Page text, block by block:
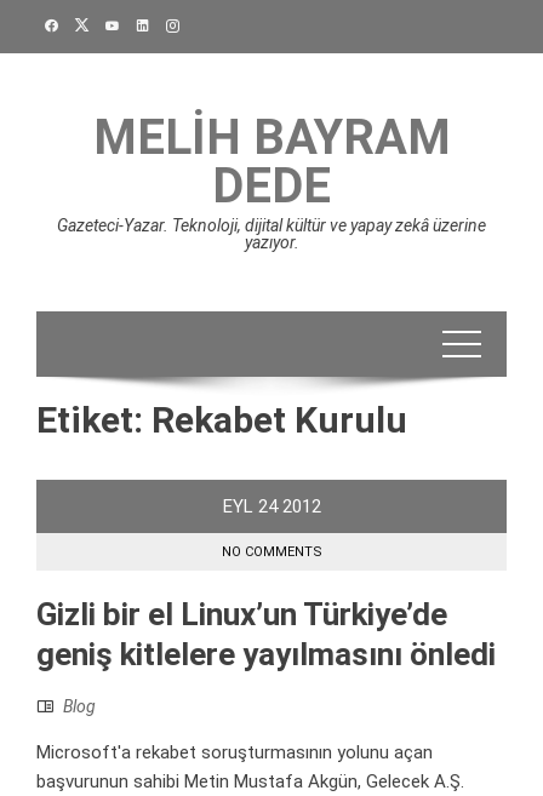
MELIH BAYRAM
DEDE
Gazeteci-Yazar. Teknoloji, dijital kültür ve yapay zekâ üzerine
yazıyor.
Etiket: Rekabet Kurulu
EYL 24 2012
NO COMMENTS
Gizli bir el Linux’un Türkiye’de
geniş kitlelere yayılmasını önledi
Blog
Microsoft'a rekabet soruşturmasının yolunu açan
başvurunun sahibi Metin Mustafa Akgün, Gelecek A.Ş.